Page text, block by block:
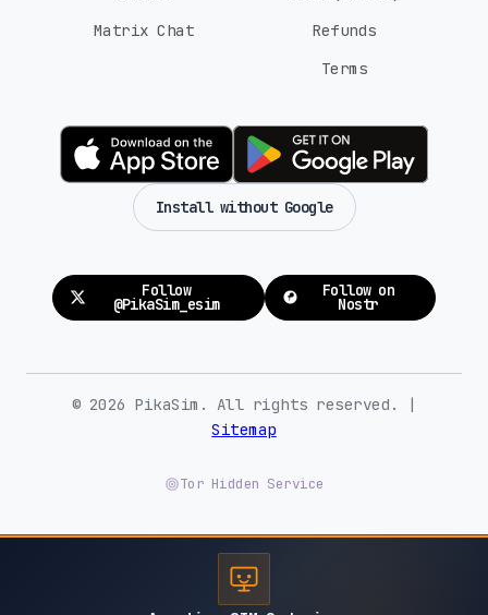
Matrix Chat
Refunds
Terms
Install without Google
Follow
@PikaSim_esim
Follow on
Nostr
© 2026 PikaSim. All rights reserved. |
Sitemap
Tor Hidden Service